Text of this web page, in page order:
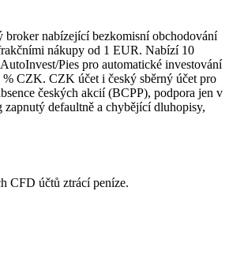
broker nabízející bezkomisní obchodování
nákupy od 1 EUR. Nabízí 10
Pies pro automatické investování
% CZK. CZK účet i český sběrný účet pro
českých akcií (BCPP), podpora jen v
defaultně a chybějící dluhopisy,
CFD účtů ztrácí peníze.